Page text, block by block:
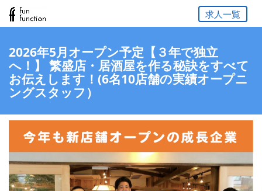
求人一覧
2026年5月オープン予定【３年で独立
へ！】 繁盛店・居酒屋を作る秘訣をすべて
お伝えします！(6名10店舗の実績オープニ
ングスタッフ）